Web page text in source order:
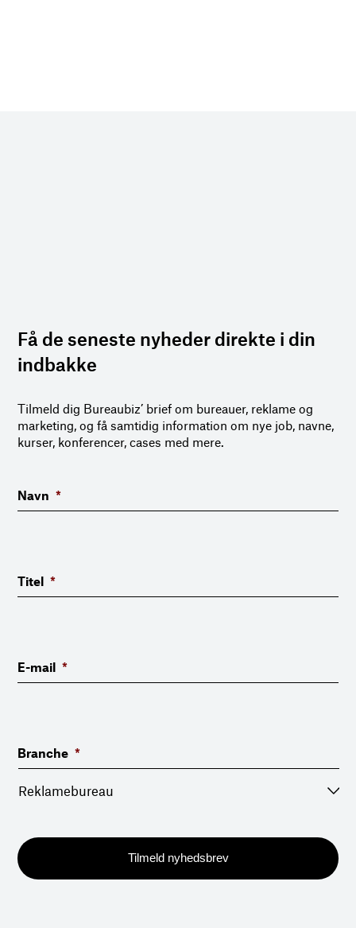
Få de seneste nyheder direkte i din
indbakke
Tilmeld dig Bureaubiz’ brief om bureauer, reklame og
marketing, og få samtidig information om nye job, navne,
kurser, konferencer, cases med mere.
Navn *
Titel *
E-mail *
Branche *